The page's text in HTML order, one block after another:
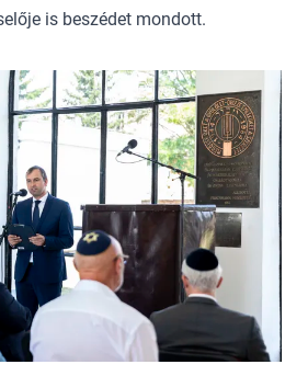
is beszédet mondott.